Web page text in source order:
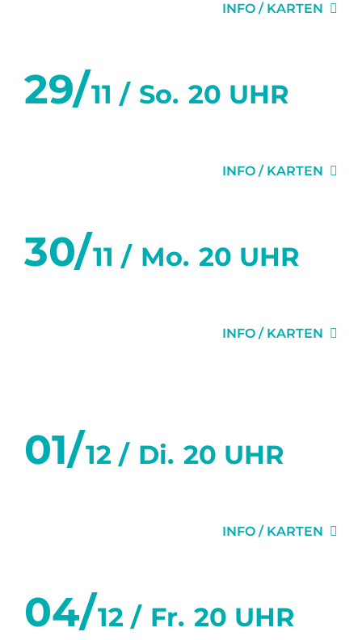
INFO / KARTEN
29/11 / So. 20 UHR
INFO / KARTEN
30/11 / Mo. 20 UHR
INFO / KARTEN
01/12 / Di. 20 UHR
INFO / KARTEN
04/12 / Fr. 20 UHR